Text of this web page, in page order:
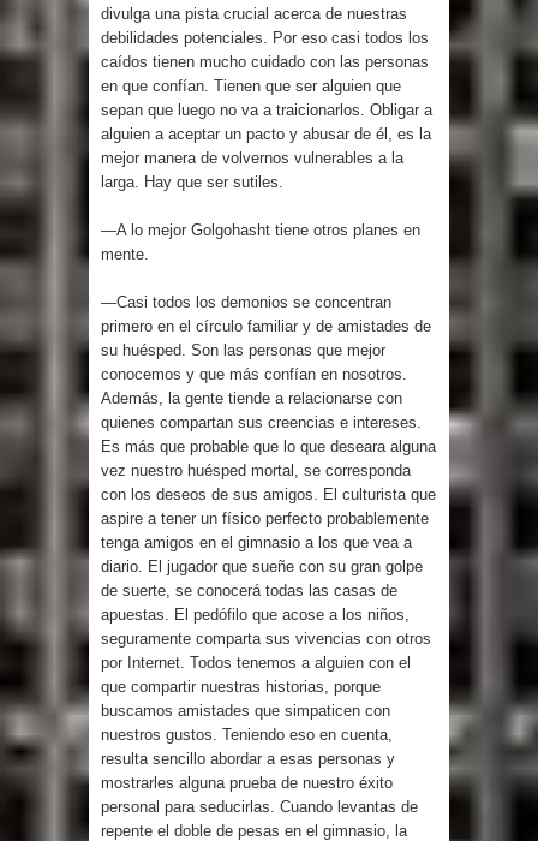
divulga una pista crucial acerca de nuestras
debilidades potenciales. Por eso casi todos los
caídos tienen mucho cuidado con las personas
en que confían. Tienen que ser alguien que
sepan que luego no va a traicionarlos. Obligar a
alguien a aceptar un pacto y abusar de él, es la
mejor manera de volvernos vulnerables a la
larga. Hay que ser sutiles.
—A lo mejor Golgohasht tiene otros planes en
mente.
—Casi todos los demonios se concentran
primero en el círculo familiar y de amistades de
su huésped. Son las personas que mejor
conocemos y que más confían en nosotros.
Además, la gente tiende a relacionarse con
quienes compartan sus creencias e intereses.
Es más que probable que lo que deseara alguna
vez nuestro huésped mortal, se corresponda
con los deseos de sus amigos. El culturista que
aspire a tener un físico perfecto probablemente
tenga amigos en el gimnasio a los que vea a
diario. El jugador que sueñe con su gran golpe
de suerte, se conocerá todas las casas de
apuestas. El pedófilo que acose a los niños,
seguramente comparta sus vivencias con otros
por Internet. Todos tenemos a alguien con el
que compartir nuestras historias, porque
buscamos amistades que simpaticen con
nuestros gustos. Teniendo eso en cuenta,
resulta sencillo abordar a esas personas y
mostrarles alguna prueba de nuestro éxito
personal para seducirlas. Cuando levantas de
repente el doble de pesas en el gimnasio, la